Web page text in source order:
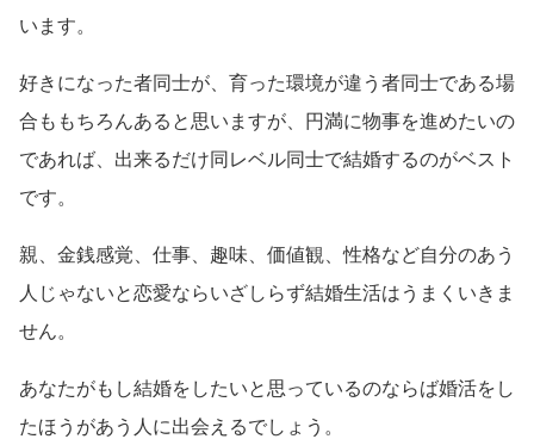
います。
好きになった者同士が、育った環境が違う者同士である場
合ももちろんあると思いますが、円満に物事を進めたいの
であれば、出来るだけ同レベル同士で結婚するのがベスト
です。
親、金銭感覚、仕事、趣味、価値観、性格など自分のあう
人じゃないと恋愛ならいざしらず結婚生活はうまくいきま
せん。
あなたがもし結婚をしたいと思っているのならば婚活をし
たほうがあう人に出会えるでしょう。